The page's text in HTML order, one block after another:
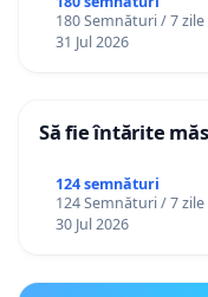
180 Semnături / 7 zile
31 Jul 2026
Să fie întărite
124 semnături
124 Semnături / 7 zile
30 Jul 2026